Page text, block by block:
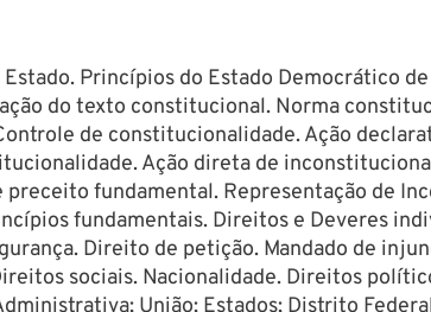
Princípios do Estado Democrático
do texto constitucional. Norma
de constitucionalidade. Ação
Ação direta de
preceito fundamental. Representação de
fundamentais. Direitos e Deveres
Direito de petição. Mandado de
sociais. Nacionalidade. Direitos
União; Estados; Distrito